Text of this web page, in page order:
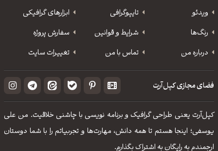
ویدئو
‌تایپوگرافی
ابزارهای گرافیکی
رنگ‌ها
شرایط و قوانین
سفارش پروژه
درباره من
تماس با من تغییرات سایت
فضای مجازی کپل‌آرت
کپل‌آرت یعنی طراحی گرافیک و برنامه نویسی با چاشنی خلاقیت. من علی
یوسفی؛ اینجا هستم تا همه دانش، مهارت‌‌ها و تجربیاتم را با شما دوستان
ارجمندم به رایگان به اشتراک بگذارم.